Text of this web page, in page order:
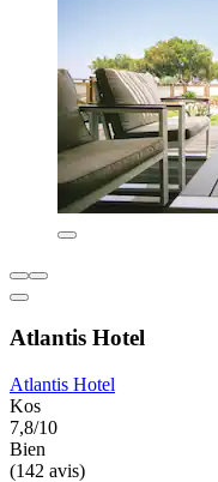
Atlantis Hotel
Atlantis Hotel
Kos
7,8/10
Bien
(142 avis)